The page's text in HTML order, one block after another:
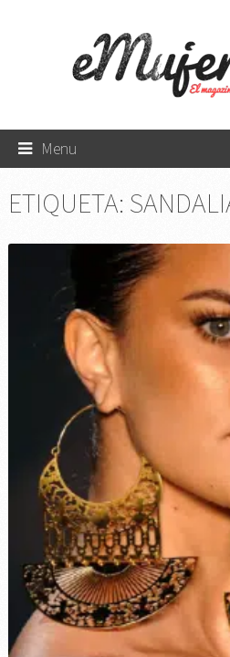
Menu
ETIQUETA: